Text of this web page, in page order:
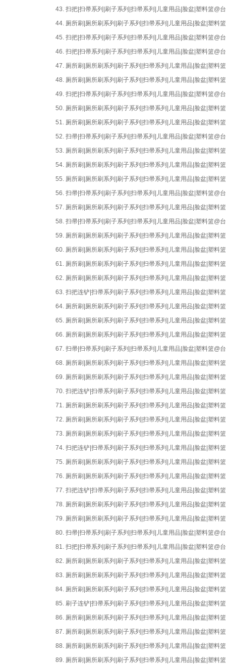
43. 扫把|扫帚系列|刷子系列|扫帚系列|儿童用品|脸盆|塑料篮@
44. 厕所刷|厕所刷系列|刷子系列|扫帚系列|儿童用品|脸盆|塑料
45. 扫把|扫帚系列|刷子系列|扫帚系列|儿童用品|脸盆|塑料篮@
46. 扫把|扫帚系列|刷子系列|扫帚系列|儿童用品|脸盆|塑料篮@
47. 厕所刷|厕所刷系列|刷子系列|扫帚系列|儿童用品|脸盆|塑料
48. 厕所刷|厕所刷系列|刷子系列|扫帚系列|儿童用品|脸盆|塑料
49. 扫把|扫帚系列|刷子系列|扫帚系列|儿童用品|脸盆|塑料篮@
50. 厕所刷|厕所刷系列|刷子系列|扫帚系列|儿童用品|脸盆|塑料
51. 厕所刷|厕所刷系列|刷子系列|扫帚系列|儿童用品|脸盆|塑料
52. 扫帚|扫帚系列|刷子系列|扫帚系列|儿童用品|脸盆|塑料篮@
53. 厕所刷|厕所刷系列|刷子系列|扫帚系列|儿童用品|脸盆|塑料
54. 厕所刷|厕所刷系列|刷子系列|扫帚系列|儿童用品|脸盆|塑料
55. 厕所刷|厕所刷系列|刷子系列|扫帚系列|儿童用品|脸盆|塑料
56. 扫帚|扫帚系列|刷子系列|扫帚系列|儿童用品|脸盆|塑料篮@
57. 厕所刷|厕所刷系列|刷子系列|扫帚系列|儿童用品|脸盆|塑料
58. 扫帚|扫帚系列|刷子系列|扫帚系列|儿童用品|脸盆|塑料篮@
59. 厕所刷|厕所刷系列|刷子系列|扫帚系列|儿童用品|脸盆|塑料
60. 厕所刷|厕所刷系列|刷子系列|扫帚系列|儿童用品|脸盆|塑料
61. 厕所刷|厕所刷系列|刷子系列|扫帚系列|儿童用品|脸盆|塑料
62. 厕所刷|厕所刷系列|刷子系列|扫帚系列|儿童用品|脸盆|塑料
63. 扫把连铲|扫帚系列|刷子系列|扫帚系列|儿童用品|脸盆|塑料
64. 厕所刷|厕所刷系列|刷子系列|扫帚系列|儿童用品|脸盆|塑料
65. 厕所刷|厕所刷系列|刷子系列|扫帚系列|儿童用品|脸盆|塑料
66. 厕所刷|厕所刷系列|刷子系列|扫帚系列|儿童用品|脸盆|塑料
67. 扫帚|扫帚系列|刷子系列|扫帚系列|儿童用品|脸盆|塑料篮@
68. 厕所刷|厕所刷系列|刷子系列|扫帚系列|儿童用品|脸盆|塑料
69. 厕所刷|厕所刷系列|刷子系列|扫帚系列|儿童用品|脸盆|塑料
70. 扫把连铲|扫帚系列|刷子系列|扫帚系列|儿童用品|脸盆|塑料
71. 厕所刷|厕所刷系列|刷子系列|扫帚系列|儿童用品|脸盆|塑料
72. 厕所刷|厕所刷系列|刷子系列|扫帚系列|儿童用品|脸盆|塑料
73. 厕所刷|厕所刷系列|刷子系列|扫帚系列|儿童用品|脸盆|塑料
74. 扫把连铲|扫帚系列|刷子系列|扫帚系列|儿童用品|脸盆|塑料
75. 厕所刷|厕所刷系列|刷子系列|扫帚系列|儿童用品|脸盆|塑料
76. 厕所刷|厕所刷系列|刷子系列|扫帚系列|儿童用品|脸盆|塑料
77. 扫把连铲|扫帚系列|刷子系列|扫帚系列|儿童用品|脸盆|塑料
78. 厕所刷|厕所刷系列|刷子系列|扫帚系列|儿童用品|脸盆|塑料
79. 厕所刷|厕所刷系列|刷子系列|扫帚系列|儿童用品|脸盆|塑料
80. 扫帚|扫帚系列|刷子系列|扫帚系列|儿童用品|脸盆|塑料篮@
81. 扫把|扫帚系列|刷子系列|扫帚系列|儿童用品|脸盆|塑料篮@
82. 厕所刷|厕所刷系列|刷子系列|扫帚系列|儿童用品|脸盆|塑料
83. 厕所刷|厕所刷系列|刷子系列|扫帚系列|儿童用品|脸盆|塑料
84. 厕所刷|厕所刷系列|刷子系列|扫帚系列|儿童用品|脸盆|塑料
85. 刷子连铲|扫帚系列|刷子系列|扫帚系列|儿童用品|脸盆|塑料
86. 厕所刷|厕所刷系列|刷子系列|扫帚系列|儿童用品|脸盆|塑料
87. 厕所刷|厕所刷系列|刷子系列|扫帚系列|儿童用品|脸盆|塑料
88. 厕所刷|厕所刷系列|刷子系列|扫帚系列|儿童用品|脸盆|塑料
89. 厕所刷|厕所刷系列|刷子系列|扫帚系列|儿童用品|脸盆|塑料